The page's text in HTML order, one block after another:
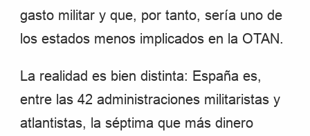
gasto militar y que, por tanto, sería uno de
los estados menos implicados en la OTAN.
La realidad es bien distinta: España es,
entre las 42 administraciones militaristas y
atlantistas, la séptima que más dinero